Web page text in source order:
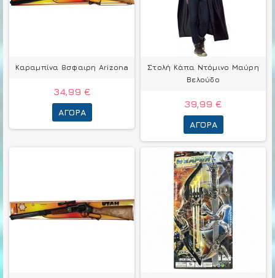
Καραμπίνα 8σφαιρη Arizona
34,99 €
ΑΓΟΡΆ
Στολή Κάπα Ντόμινο Μαύρη
Βελούδο
39,99 €
ΑΓΟΡΆ